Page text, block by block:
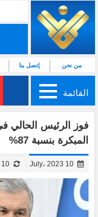
من نحن إتصل بنا
القائمة
فوز الرئيس الحالي
المبكرة بنسبة 87%